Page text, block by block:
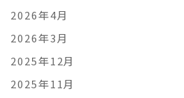
2026年4月
2026年3月
2025年12月
2025年11月